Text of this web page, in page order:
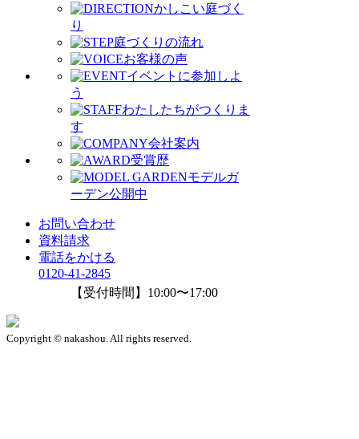
かしこい庭づく
り
庭づくりの流れ
お客様の声
イベントに参加しよ
う
わたしたちがつくりま
す
会社案内
受賞歴
モデルガ
ーデン公開中
お問い合わせ
資料請求
電話をかける
0120-41-2845
【受付時間】10:00〜17:00
Copyright © nakashou. All rights reserved.